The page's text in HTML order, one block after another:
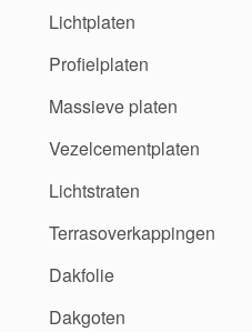
Lichtplaten
Profielplaten
Massieve platen
Vezelcementplaten
Lichtstraten
Terrasoverkappingen
Dakfolie
Dakgoten